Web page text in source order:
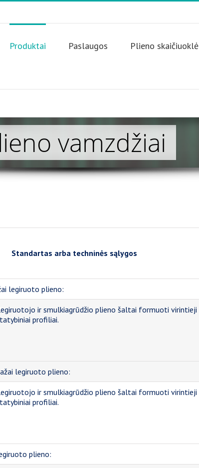
Produktai Paslaugos Plieno skaičiuoklė
vamzdžiai
Standartas arba techninės sąlygos
legiruoto plieno:
ir smulkiagrūdžio plieno šaltai formuoti virintieji
profiliai.
legiruoto plieno:
ir smulkiagrūdžio plieno šaltai formuoti virintieji
profiliai.
plieno: